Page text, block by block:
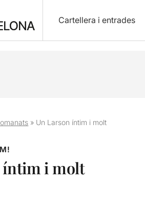
Cartellera i entrades
» Un Larson íntim i molt
íntim i molt